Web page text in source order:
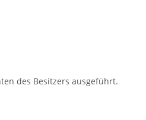
des Besitzers ausgeführt.